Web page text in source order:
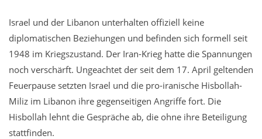
Israel und der Libanon unterhalten offiziell keine
diplomatischen Beziehungen und befinden sich formell seit
1948 im Kriegszustand. Der Iran-Krieg hatte die Spannungen
noch verschärft. Ungeachtet der seit dem 17. April geltenden
Feuerpause setzten Israel und die pro-iranische Hisbollah-
Miliz im Libanon ihre gegenseitigen Angriffe fort. Die
Hisbollah lehnt die Gespräche ab, die ohne ihre Beteiligung
stattfinden.